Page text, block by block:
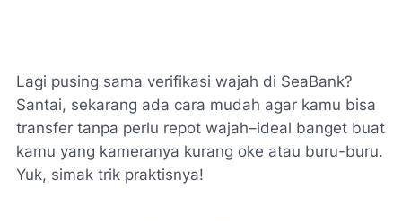
Lagi pusing sama verifikasi wajah di SeaBank?
Santai, sekarang ada cara mudah agar kamu bisa
transfer tanpa perlu repot wajah–ideal banget buat
kamu yang kameranya kurang oke atau buru-buru.
Yuk, simak trik praktisnya!